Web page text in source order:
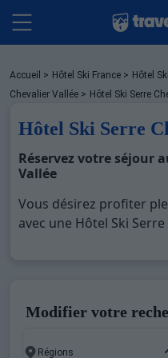
Packages
Stations
Sites CSE & Groupes
Accueil > Hôtel Ski France > Hôtel
Chevalier Vallée > Hôtel Ski Serre
Hôtel Ski Serre
Réservez votre séjour
Vallée
Vous désirez profiter
avec une Hôtel Ski
nos offres de Hôtel Ski
moderne où vous
Modifier votre